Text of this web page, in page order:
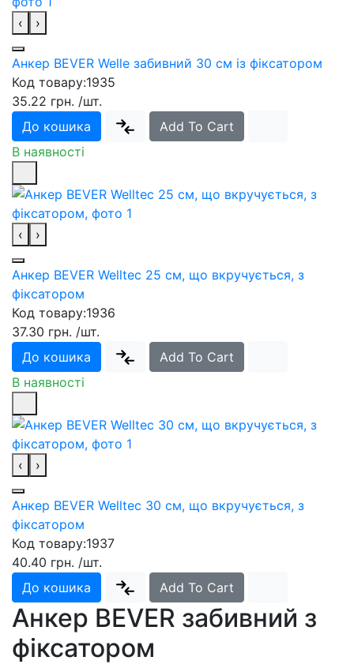
‹ ›
Анкер BEVER Welle забивний 30 см із фіксатором
Код товару:1935
35.22 грн. /шт.
До кошика
Add To Cart
В наявності
‹ ›
Анкер BEVER Welltec 25 см, що вкручується, з
фіксатором
Код товару:1936
37.30 грн. /шт.
До кошика
Add To Cart
В наявності
‹ ›
Анкер BEVER Welltec 30 см, що вкручується, з
фіксатором
Код товару:1937
40.40 грн. /шт.
До кошика
Add To Cart
Анкер BEVER забивний з
фіксатором